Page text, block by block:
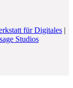
für Digitales |
Studios